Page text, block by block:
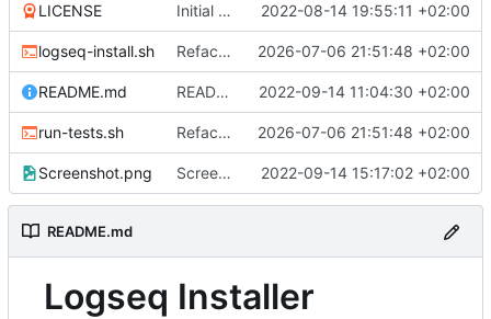
LICENSE Initial commit 2022-08-14 19:55:11 +02:00
logseq-install.sh Refactoring & portable Testpfade 2026-07-06 21:51:48 +02:00
README.md README um Hinweis auf symbolischen Link ergänzt 2022-09-14 11:04:30 +02:00
run-tests.sh Refactoring & portable Testpfade 2026-07-06 21:51:48 +02:00
Screenshot.png Screenshot erneuert 2022-09-14 15:17:02 +02:00
README.md
Logseq Installer